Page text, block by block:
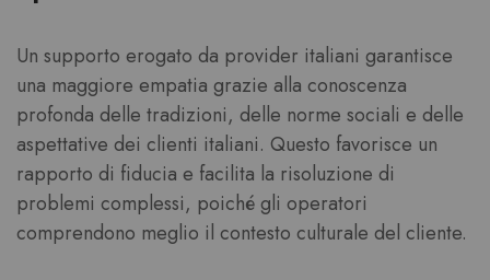
Un supporto erogato da provider italiani garantisce
una maggiore empatia grazie alla conoscenza
profonda delle tradizioni, delle norme sociali e delle
aspettative dei clienti italiani. Questo favorisce un
rapporto di fiducia e facilita la risoluzione di
problemi complessi, poiché gli operatori
comprendono meglio il contesto culturale del cliente.